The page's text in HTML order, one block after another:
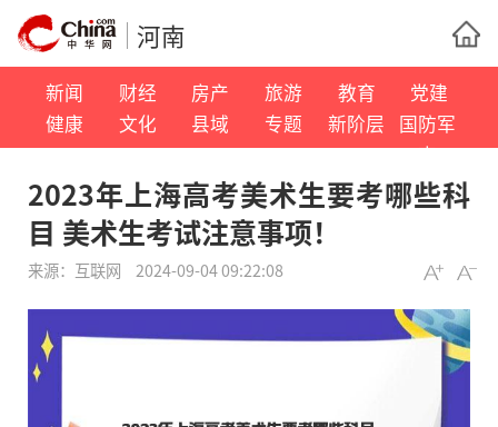
河南
新闻 财经 房产 旅游 教育
党建
健康
文化 县域 专题 新阶层
国防军
事
2023年上海高考美术生要考哪些科
目 美术生考试注意事项！
来源：互联网 2024-09-04 09:22:08